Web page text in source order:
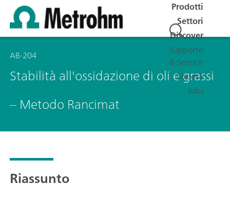
Prodotti
Settori
Discover
Supporto
& Service
Società
Jobs
AB-204
Stabilità all'ossidazione di oli e grassi
– Metodo Rancimat
Riassunto